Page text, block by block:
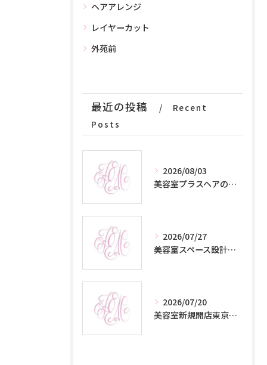
ヘアアレンジ
レイヤーカット
外苑前
最近の投稿
Recent
Posts
2026/08/03
美容室プラスヘアの東京都港区芝大門で髪質改善やカット技術を比較し理想のサロン選びを叶える方法
2026/07/27
美容室スペース設計の最適解と収益力を高める小規模サロン運営術
2026/07/20
美容室新規開店東京都港区愛宕愛宕グリーンヒルズＭＯＲＩタワーで叶える髪質改善と贅沢なヘア体験